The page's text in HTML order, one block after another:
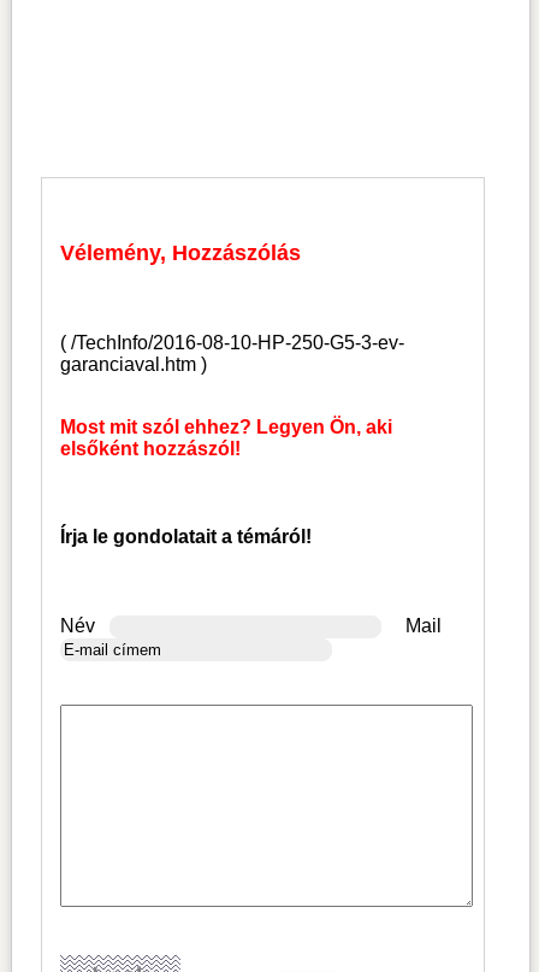
Vélemény, Hozzászólás
(/TechInfo/2016-08-10-HP-250-G5-3-ev-
garanciaval.htm )
Most mit szól ehhez? Legyen Ön, aki
elsőként hozzászól!
Írja le gondolatait a témáról!
Név Mail